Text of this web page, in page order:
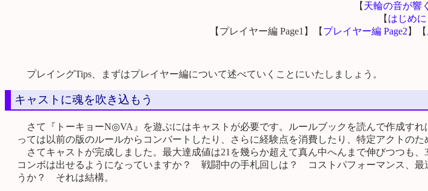
【 天輪の音が響
【 はじめに
【プレイヤー編 Page1】【 プレイヤー編 Page2 】【
プレイングTips、まずはプレイヤー編について述べていくことにいたしましょう。
キャストに魂を吹き込もう
さて『トーキョーN◎VA』を遊ぶにはキャストが必要です。ルールブックを読んで作成す
っては以前の版のルールからコンバートしたり、さらに経験点を消費したり、特定アクトの
さてキャストが完成しました。最大達成値は21を幾らか超えて真ん中へんまで伸びつつも
コンボは出せるようになっていますか？ 戦闘中の手札回しは？ コストパフォーマンス、最
うか？ それは結構。